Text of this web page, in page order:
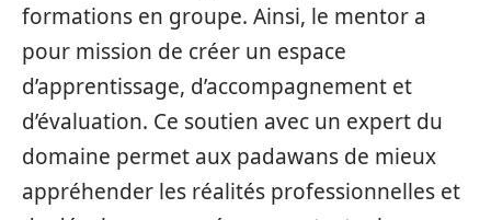
formations en groupe. Ainsi, le mentor a
pour mission de créer un espace
d’apprentissage, d’accompagnement et
d’évaluation. Ce soutien avec un expert du
domaine permet aux padawans de mieux
appréhender les réalités professionnelles et